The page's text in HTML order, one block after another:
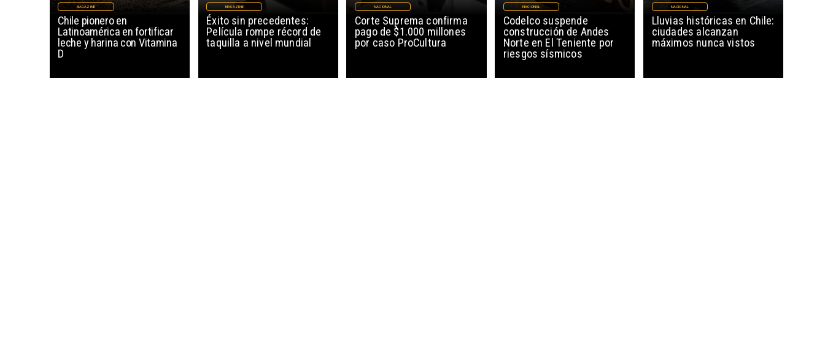
Chile pionero en
Latinoamérica en fortificar
leche y harina con Vitamina
D
MAGAZINE
Éxito sin precedentes:
Película rompe récord de
taquilla a nivel mundial
MAGAZINE
Corte Suprema confirma
pago de $1.000 millones
por caso ProCultura
NACIONAL
Codelco suspende
construcción de Andes
Norte en El Teniente por
riesgos sísmicos
NACIONAL
Lluvias históricas en Chile:
ciudades alcanzan
máximos nunca vistos
NACIONAL